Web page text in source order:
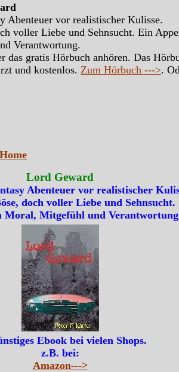
Abenteuer vor realistischer Kulisse.
voller Liebe und Sehnsucht. Ein
Verantwortung.
das gratis Hörbuch anhören. Das
und kostenlos. Zum Hörbuch --->.
Lord Geward
Abenteuer vor realistischer
doch voller Liebe und Sehnsucht.
Moral, Mitgefühl und
Ebook bei vielen Shops.
z.B. bei:
Amazon--->